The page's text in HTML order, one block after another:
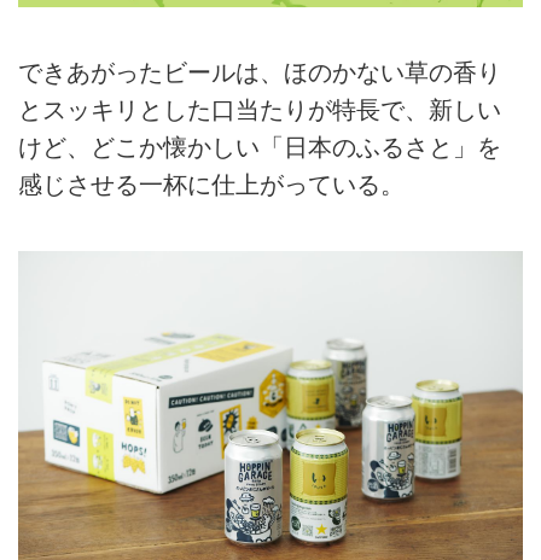
できあがったビールは、ほのかない草の香り
とスッキリとした口当たりが特長で、新しい
けど、どこか懐かしい「日本のふるさと」を
感じさせる一杯に仕上がっている。